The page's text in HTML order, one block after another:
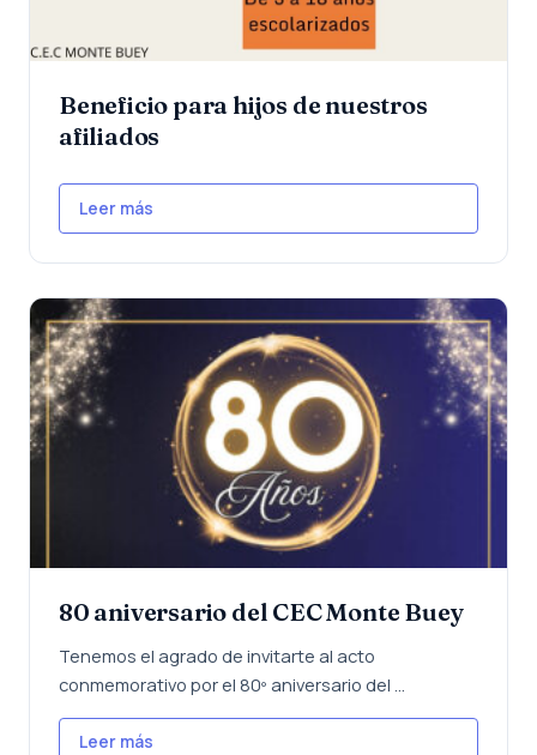
Beneficio para hijos de nuestros
afiliados
Leer más
80 aniversario del CEC Monte Buey
Tenemos el agrado de invitarte al acto
conmemorativo por el 80º aniversario del ...
Leer más